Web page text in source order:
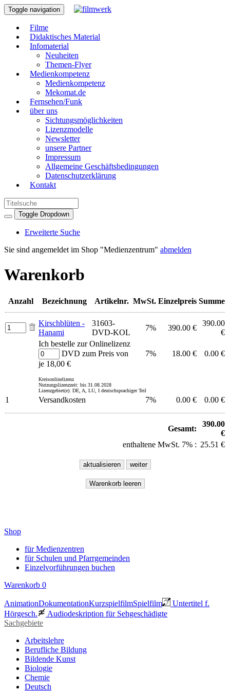
Toggle navigation
Filme
Didaktisches Material
Infomaterial
Neuheiten
Themen-Flyer
Medienkompetenz
Medienkompetenz
Mekomat.de
Fernsehen/Funk
über uns
Sichtungsmöglichkeiten
Lizenzmodelle
Newsletter
unsere Partner
Impressum
Allgemeine Geschäftsbedingungen
Datenschutzerklärung
Kontakt
Toggle Dropdown
Erweiterte Suche
Sie sind angemeldet im Shop "Medienzentrum" abmelden
Warenkorb
Anzahl Bezeichnung Artikelnr. MwSt. Einzelpreis Summe
Kirschblüten -
Hanami
31603-
DVD-KOL
7% 390.00 €
390.00
€
Ich bestelle zur Onlinelizenz
DVD zum Preis von
je 18,00 €
7% 18.00 € 0.00 €
Kreisonlinelizenz
Nutzungslizenzzeit: bis 31.08.2028
Lizenzgebiet(e): DE, A, LU, I deutschsprachiger Teil
1 Versandkosten 7% 0.00 € 0.00 €
Gesamt:
390.00
€
enthaltene MwSt. 7% : 25.51 €
Shop
für Medienzentren
für Schulen und Pfarrgemeinden
Einzelvorführungen buchen
Warenkorb 0
AnimationDokumentationKurzspielfilmSpielfilm
Untertitel f.
Hörgesch.
Audiodeskription für Sehgeschädigte
Sachgebiete
Arbeitslehre
Berufliche Bildung
Bildende Kunst
Biologie
Chemie
Deutsch